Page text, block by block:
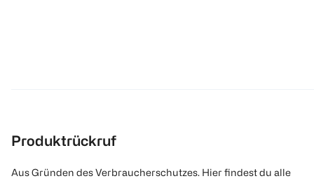
Produktrückruf
Aus Gründen des Verbraucherschutzes. Hier findest du alle